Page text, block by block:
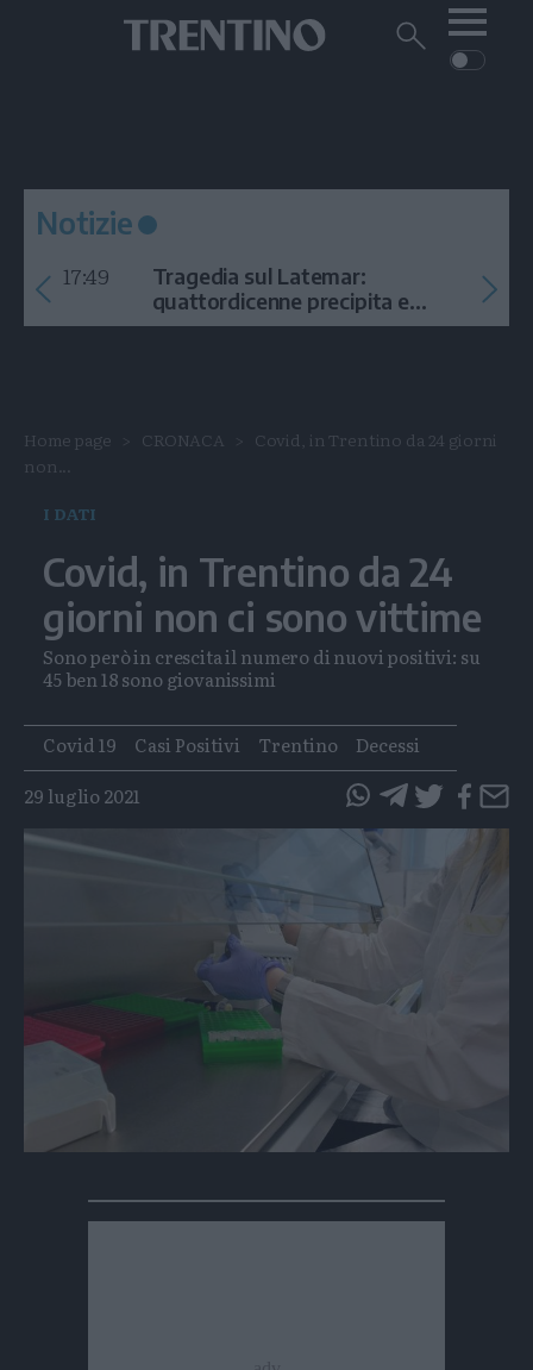
Cerca
CRONACA
GARDA
CULTURA
VIDEO
Notizie
17:49
Tragedia sul Latemar:
quattordicenne precipita e
muore
Home page CRONACA
Covid, in Trentino da 24 giorni
non...
I DATI
Covid, in Trentino da 24
giorni non ci sono vittime
Sono però in crescita il numero di nuovi positivi: su
45 ben 18 sono giovanissimi
Tags
Covid 19 Casi Positivi Trentino
Decessi
29 luglio 2021
questo
articolo
Whatsapp
questo
articolo
Telegram